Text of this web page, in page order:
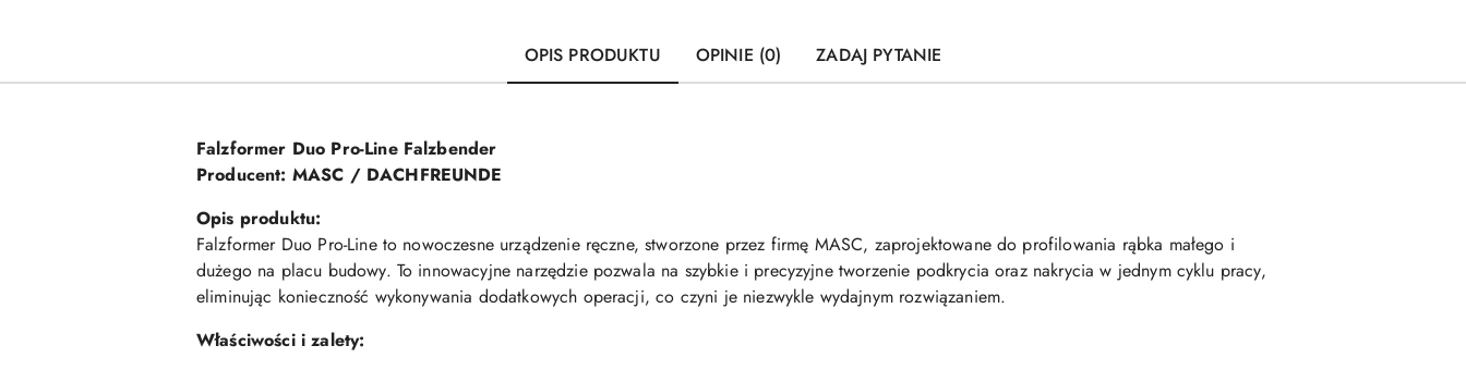
OPIS PRODUKTU OPINIE (0) ZADAJ PYTANIE
Falzformer Duo Pro-Line Falzbender
Producent: MASC / DACHFREUNDE
Opis produktu:
Falzformer Duo Pro-Line to nowoczesne urządzenie ręczne, stworzone przez firmę MASC, zaprojektowane do profilowania rąbka małego i
dużego na placu budowy. To innowacyjne narzędzie pozwala na szybkie i precyzyjne tworzenie podkrycia oraz nakrycia w jednym cyklu pracy,
eliminując konieczność wykonywania dodatkowych operacji, co czyni je niezwykle wydajnym rozwiązaniem.
Właściwości i zalety: